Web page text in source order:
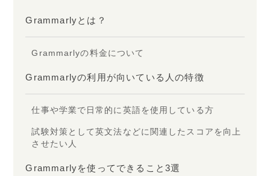
Grammarlyとは？
Grammarlyの料金について
Grammarlyの利用が向いている人の特徴
仕事や学業で日常的に英語を使用している方
試験対策として英文法などに関連したスコアを向上
させたい人
Grammarlyを使ってできること3選